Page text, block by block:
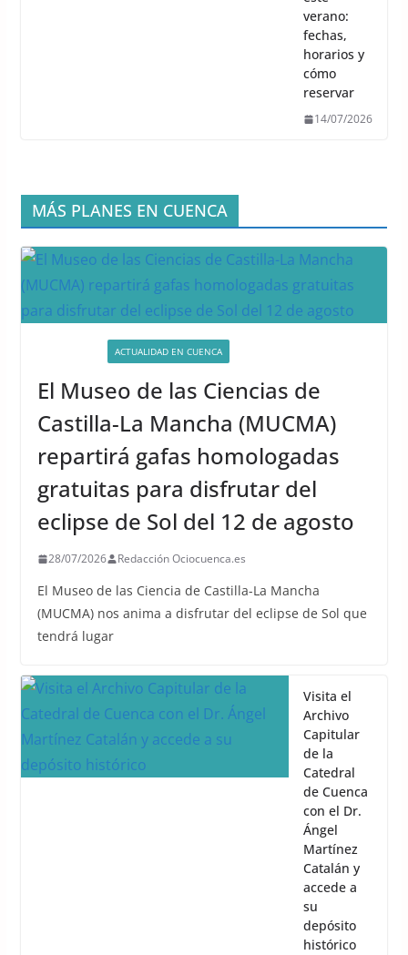
verano:
fechas,
horarios y
cómo
reservar
14/07/2026
MÁS PLANES EN CUENCA
ACTUALIDAD EN CUENCA
El Museo de las Ciencias de
Castilla-La Mancha (MUCMA)
repartirá gafas homologadas
gratuitas para disfrutar del
eclipse de Sol del 12 de agosto
28/07/2026 Redacción Ociocuenca.es
El Museo de las Ciencia de Castilla-La Mancha
(MUCMA) nos anima a disfrutar del eclipse de Sol que
tendrá lugar
Visita el
Archivo
Capitular
de la
Catedral
de Cuenca
con el Dr.
Ángel
Martínez
Catalán y
accede a
su
depósito
histórico